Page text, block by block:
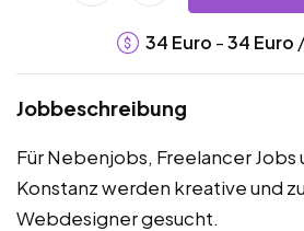
34 Euro -34 Euro
Jobbeschreibung
Für Nebenjobs, Freelancer Jobs
Konstanz werden kreative und
Webdesigner gesucht.